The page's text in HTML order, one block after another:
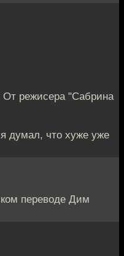
От режисера "Сабрина
думал, что хуже уже
переводе Дим